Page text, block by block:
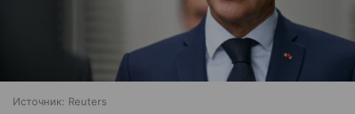
Источник: Reuters